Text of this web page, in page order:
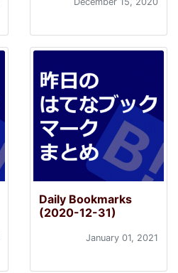
Daily Bookmarks
(2020-12-31)
January 01, 2021